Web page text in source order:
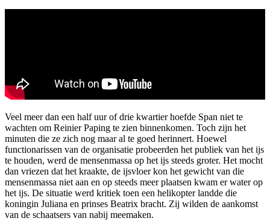
Veel meer dan een half uur of drie kwartier hoefde Span niet te
wachten om Reinier Paping te zien binnenkomen. Toch zijn het
minuten die ze zich nog maar al te goed herinnert. Hoewel
functionarissen van de organisatie probeerden het publiek van het ijs
te houden, werd de mensenmassa op het ijs steeds groter. Het mocht
dan vriezen dat het kraakte, de ijsvloer kon het gewicht van die
mensenmassa niet aan en op steeds meer plaatsen kwam er water op
het ijs. De situatie werd kritiek toen een helikopter landde die
koningin Juliana en prinses Beatrix bracht. Zij wilden de aankomst
van de schaatsers van nabij meemaken.